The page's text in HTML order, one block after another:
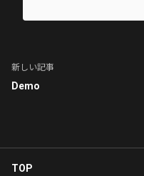
新しい記事
Demo
TOP